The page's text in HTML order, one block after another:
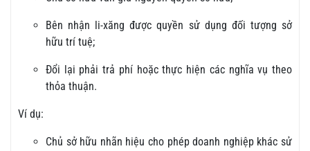
Bên nhận li-xăng được quyền sử dụng đối tượng sở
hữu trí tuệ;
Đổi lại phải trả phí hoặc thực hiện các nghĩa vụ theo
thỏa thuận.
Ví dụ:
Chủ sở hữu nhãn hiệu cho phép doanh nghiệp khác sử